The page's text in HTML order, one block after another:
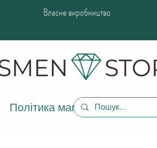
Власне виробництво
Політика магазину